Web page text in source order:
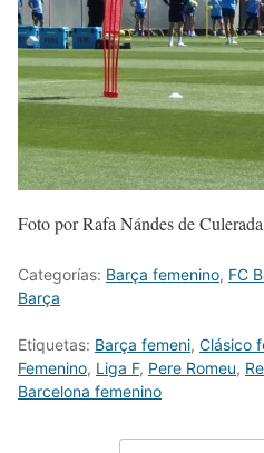
Foto por Rafa Nándes de
Categorías: Barça femenino, FC
Barça
Etiquetas: Barça femeni, Clásico
Femenino, Liga F, Pere Romeu,
Barcelona femenino